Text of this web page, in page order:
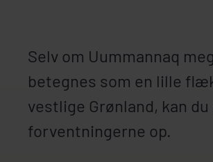
Selv om Uummannaq
betegnes som en lille
vestlige Grønland, kan
forventningerne op.